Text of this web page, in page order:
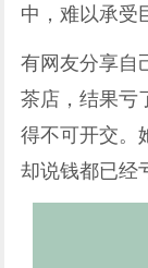
中，难以承受
有网友分享自
茶店，结果亏
得不可开交。
却说钱都已经